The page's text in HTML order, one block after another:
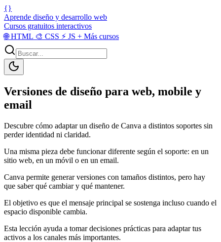
{}
Aprende diseño y desarrollo web
Cursos gratuitos interactivos
🌐HTML 🎨 CSS ⚡ JS + Más cursos
Versiones de diseño para web, mobile y
email
Descubre cómo adaptar un diseño de Canva a distintos soportes sin
perder identidad ni claridad.
Una misma pieza debe funcionar diferente según el soporte: en un
sitio web, en un móvil o en un email.
Canva permite generar versiones con tamaños distintos, pero hay
que saber qué cambiar y qué mantener.
El objetivo es que el mensaje principal se sostenga incluso cuando el
espacio disponible cambia.
Esta lección ayuda a tomar decisiones prácticas para adaptar tus
activos a los canales más importantes.